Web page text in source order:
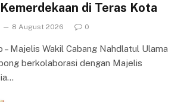
di Teras Kota
8 August 2026 0
– Majelis Wakil Cabang Nahdlatul Ulama
berkolaborasi dengan Majelis